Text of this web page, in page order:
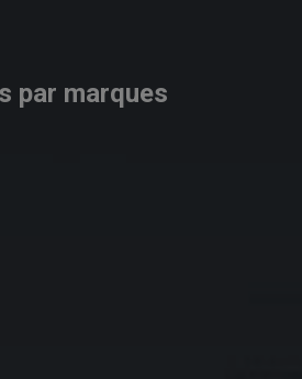
par marques